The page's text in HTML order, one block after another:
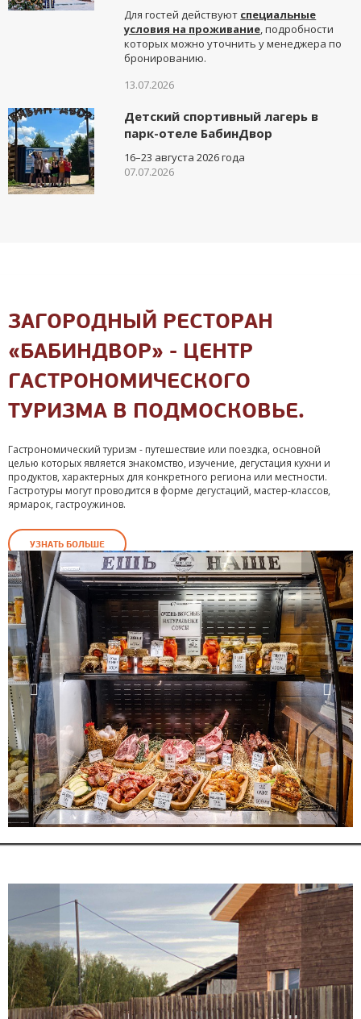
Для гостей действуют специальные
условия на проживание, подробности
которых можно уточнить у менеджера по
бронированию.
13.07.2026
Детский спортивный лагерь в
парк-отеле БабинДвор
16–23 августа 2026 года
07.07.2026
ЗАГОРОДНЫЙ РЕСТОРАН
«БАБИНДВОР» - ЦЕНТР
ГАСТРОНОМИЧЕСКОГО
ТУРИЗМА В ПОДМОСКОВЬЕ.
Гастрономический туризм - путешествие или поездка, основной
целью которых является знакомство, изучение, дегустация кухни и
продуктов, характерных для конкретного региона или местности.
Гастротуры могут проводится в форме дегустаций, мастер-классов,
ярмарок, гастроужинов.
УЗНАТЬ БОЛЬШЕ